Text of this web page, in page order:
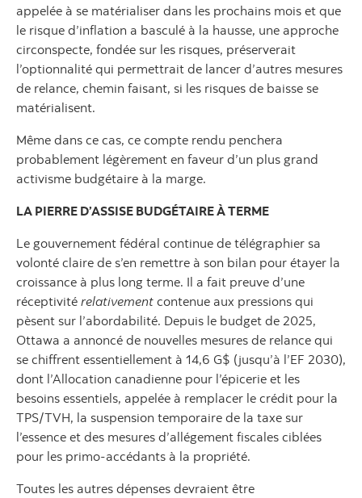
appelée à se matérialiser dans les prochains mois et que
le risque d’inflation a basculé à la hausse, une approche
circonspecte, fondée sur les risques, préserverait
l’optionnalité qui permettrait de lancer d’autres mesures
de relance, chemin faisant, si les risques de baisse se
matérialisent.
Même dans ce cas, ce compte rendu penchera
probablement légèrement en faveur d’un plus grand
activisme budgétaire à la marge.
LA PIERRE D’ASSISE BUDGÉTAIRE À TERME
Le gouvernement fédéral continue de télégraphier sa
volonté claire de s’en remettre à son bilan pour étayer la
croissance à plus long terme. Il a fait preuve d’une
réceptivité relativement contenue aux pressions qui
pèsent sur l’abordabilité. Depuis le budget de 2025,
Ottawa a annoncé de nouvelles mesures de relance qui
se chiffrent essentiellement à 14,6 G$ (jusqu’à l’EF 2030),
dont l’Allocation canadienne pour l’épicerie et les
besoins essentiels, appelée à remplacer le crédit pour la
TPS/TVH, la suspension temporaire de la taxe sur
l’essence et des mesures d’allégement fiscales ciblées
pour les primo-accédants à la propriété.
Toutes les autres dépenses devraient être